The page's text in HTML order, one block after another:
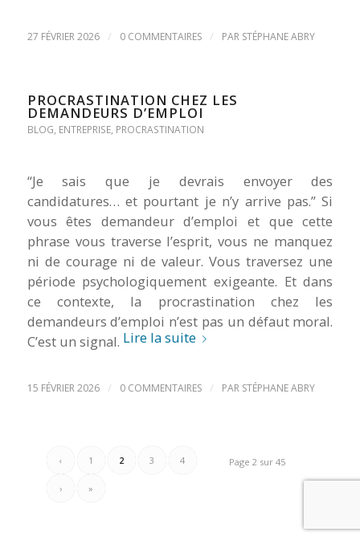
27 FÉVRIER 2026 / 0 COMMENTAIRES / PAR STÉPHANE ABRY
PROCRASTINATION CHEZ LES
DEMANDEURS D’EMPLOI
BLOG, ENTREPRISE, PROCRASTINATION
“Je sais que je devrais envoyer des
candidatures… et pourtant je n’y arrive pas.” Si
vous êtes demandeur d’emploi et que cette
phrase vous traverse l’esprit, vous ne manquez
ni de courage ni de valeur. Vous traversez une
période psychologiquement exigeante. Et dans
ce contexte, la procrastination chez les
demandeurs d’emploi n’est pas un défaut moral.
C’est un signal. Lire la suite
15 FÉVRIER 2026 / 0 COMMENTAIRES / PAR STÉPHANE ABRY
Page 2 sur 45
‹ 1 2 3 4
› »